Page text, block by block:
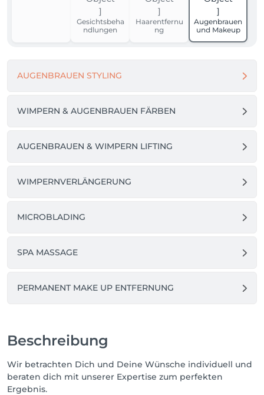
diese eine Standardbehandlung für jeden.
Gesichtsbeha
ndlungen
Haarentfernu
ng
Augenbrauen
und Makeup
AUGENBRAUEN STYLING
WIMPERN & AUGENBRAUEN FÄRBEN
AUGENBRAUEN & WIMPERN LIFTING
WIMPERNVERLÄNGERUNG
MICROBLADING
SPA MASSAGE
PERMANENT MAKE UP ENTFERNUNG
Beschreibung
Wir betrachten Dich und Deine Wünsche individuell und
beraten dich mit unserer Expertise zum perfekten
Ergebnis.